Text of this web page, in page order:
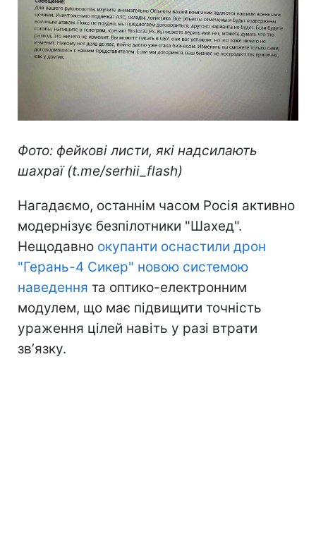
Фото: фейкові листи, які надсилають
шахраї (t.me/serhii_flash)
Нагадаємо, останнім часом Росія активно
модернізує безпілотники "Шахед".
Нещодавно окупанти оснастили дрон
"Герань-4 Сикер" новою системою
наведення та оптико-електронним
модулем, що має підвищити точність
ураження цілей навіть у разі втрати
звʼязку.